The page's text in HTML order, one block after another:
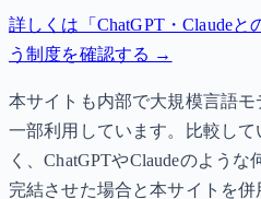
詳しくは「ChatGPT・Claude
う制度を確認する →
本サイトも内部で大規模言語モ
一部利用しています。比較し
く、ChatGPTやClaudeのよう
完結させた場合と本サイトを